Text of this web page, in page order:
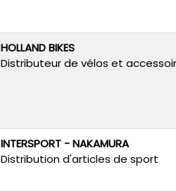
HOLLAND BIKES
Distributeur de vélos et
INTERSPORT - NAKAMURA
Distribution d'articles de sport